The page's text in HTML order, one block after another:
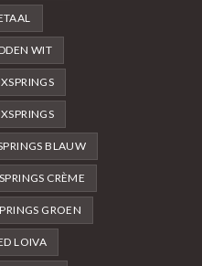
WIT
BLAUW
CRÈME
GROEN
LOIVA